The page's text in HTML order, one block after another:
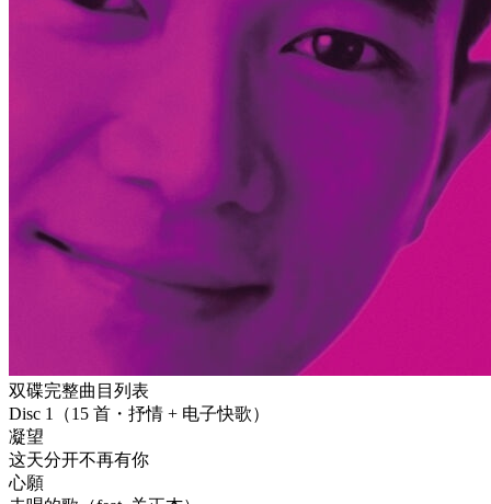
双碟完整曲目列表
Disc 1（15 首・抒情 + 电子快歌）
凝望
这天分开不再有你
心願